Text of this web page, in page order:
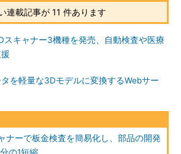
連載記事が 11 件あります
スキャナー3機種を発売、自動検査や医療
を軽量な3Dモデルに変換するWebサー
ナーで板金検査を簡易化し、部品の開発